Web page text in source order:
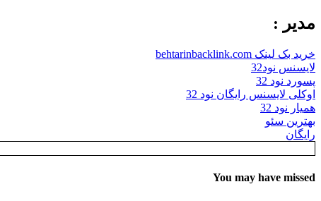
مدیر :
خرید بک لینک behtarinbacklink.com
لایسنس نود32
پسورد نود 32
اوکلی لایسنس رایگان نود 32
همیار نود 32
بهترین سئو
رایگان
You may have missed